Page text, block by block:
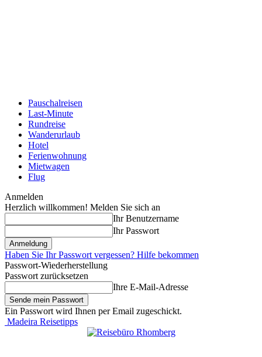
Pauschalreisen
Last-Minute
Rundreise
Wanderurlaub
Hotel
Ferienwohnung
Mietwagen
Flug
Anmelden
Herzlich willkommen! Melden Sie sich an
Ihr Benutzername
Ihr Passwort
Haben Sie Ihr Passwort vergessen? Hilfe bekommen
Passwort-Wiederherstellung
Passwort zurücksetzen
Ihre E-Mail-Adresse
Ein Passwort wird Ihnen per Email zugeschickt.
Madeira Reisetipps